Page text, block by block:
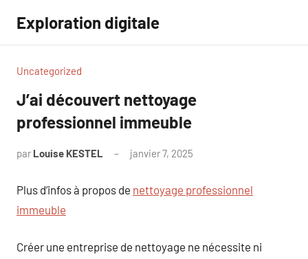
contenu
Exploration digitale
Uncategorized
J’ai découvert nettoyage
professionnel immeuble
par Louise KESTEL janvier 7, 2025
Plus d’infos à propos de nettoyage professionnel
immeuble
Créer une entreprise de nettoyage ne nécessite ni